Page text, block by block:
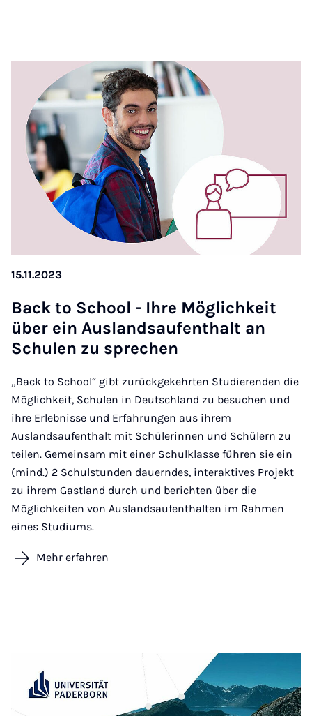
15.11.2023
Back to School - Ih­re Mög­lich­keit
über ein Aus­lands­auf­ent­halt an
Schu­len zu spre­chen
„Back to School“ gibt zurückgekehrten Studierenden die
Möglichkeit, Schulen in Deutschland zu besuchen und
ihre Erlebnisse und Erfahrungen aus ihrem
Auslandsaufenthalt mit Schülerinnen und Schülern zu
teilen. Gemeinsam mit einer Schulklasse führen sie ein
(mind.) 2 Schulstunden dauerndes, interaktives Projekt
zu ihrem Gastland durch und berichten über die
Möglichkeiten von Auslandsaufenthalten im Rahmen
eines Studiums.
Mehr erfahren